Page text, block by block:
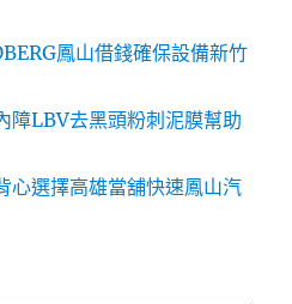
鳳山借錢確保設備新竹
障LBV去黑頭粉刺泥膜幫助
心選擇高雄當舖快速鳳山汽